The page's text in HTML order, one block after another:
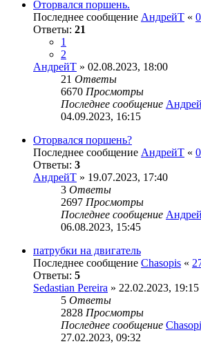
Оторвался поршень.
Последнее сообщение АндрейТ «
Ответы: 21
1
2
АндрейТ » 02.08.2023, 18:00
21 Ответы
6670 Просмотры
Последнее сообщение
04.09.2023, 16:15
Оторвался поршень?
Последнее сообщение АндрейТ «
Ответы: 3
АндрейТ » 19.07.2023, 17:40
3 Ответы
2697 Просмотры
Последнее сообщение
06.08.2023, 15:45
патрубки на двигатель
Последнее сообщение Chasopis «
Ответы: 5
Sedastian Pereira » 22.02.2023, 19:15
5 Ответы
2828 Просмотры
Последнее сообщение
27.02.2023, 09:32